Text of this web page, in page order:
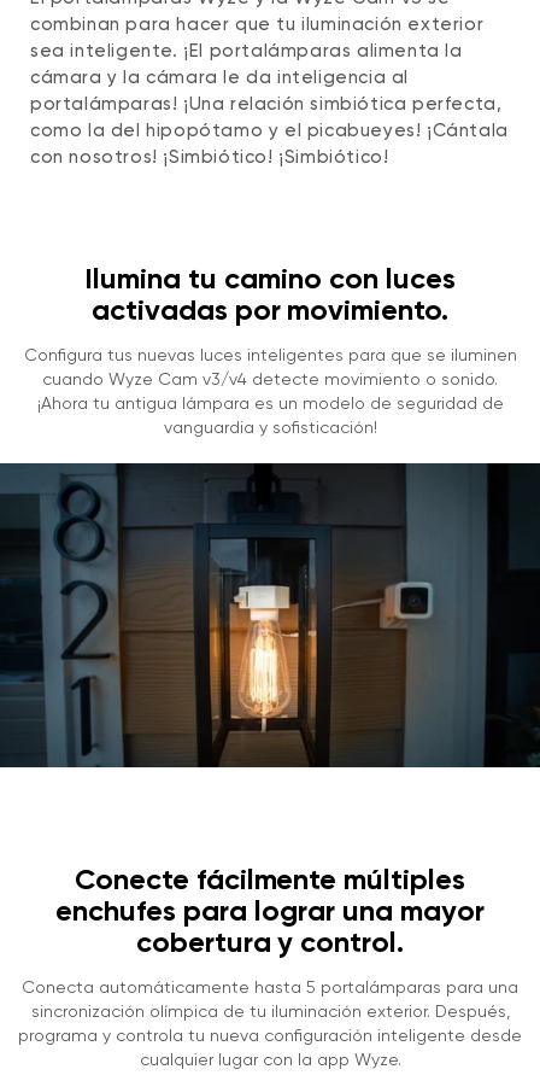
Wi-Fi de 2,4 GHz
Almacenamiento
Almacenamiento local (se requiere tarjeta
microSD)
Nube
Temperatura de funcionamiento
interior/exterior
Certificaciones
Idiomas
Inglés
1 año
combinan para hacer que tu iluminación exterior
sea inteligente. ¡El portalámparas alimenta la
cámara y la cámara le da inteligencia al
portalámparas! ¡Una relación simbiótica perfecta,
como la del hipopótamo y el picabueyes! ¡Cántala
con nosotros! ¡Simbiótico! ¡Simbiótico!
Ilumina tu camino con luces
activadas por movimiento.
Configura tus nuevas luces inteligentes para que se iluminen
cuando Wyze Cam v3/v4 detecte movimiento o sonido.
¡Ahora tu antigua lámpara es un modelo de seguridad de
vanguardia y sofisticación!
Conecte fácilmente múltiples
enchufes para lograr una mayor
cobertura y control.
Conecta automáticamente hasta 5 portalámparas para una
sincronización olímpica de tu iluminación exterior. Después,
programa y controla tu nueva configuración inteligente desde
cualquier lugar con la app Wyze.